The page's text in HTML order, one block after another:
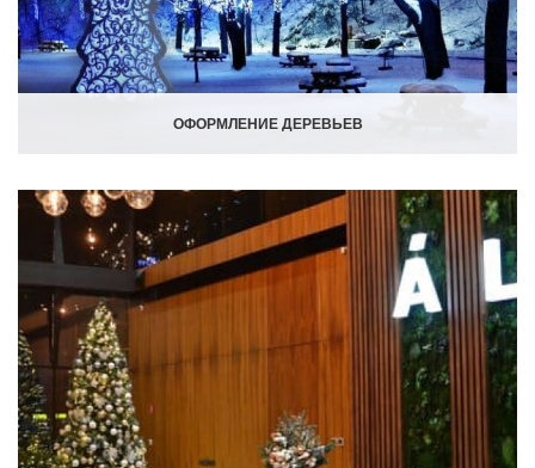
ОФОРМЛЕНИЕ ДЕРЕВЬЕВ